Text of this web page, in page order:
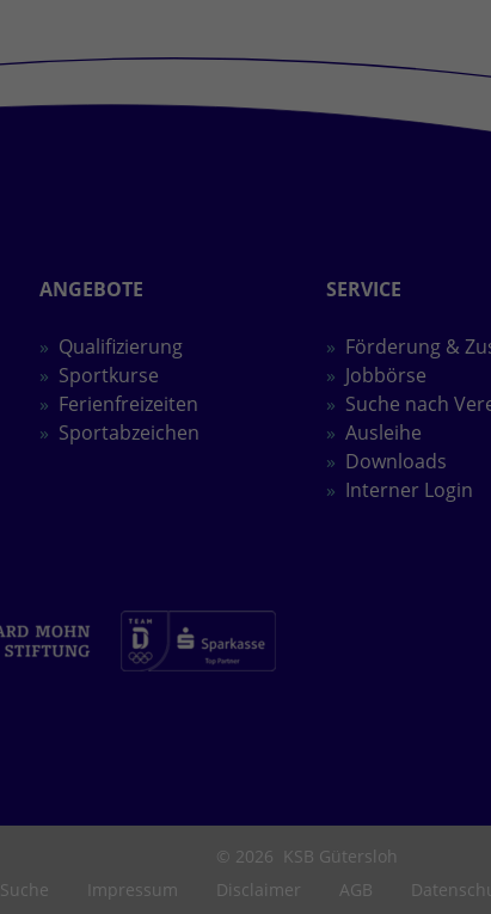
ANGEBOTE
Qualifizierung
Sportkurse
Ferienfreizeiten
Sportabzeichen
SERVICE
Förderung &
Jobbörse
Suche nach
Ausleihe
Downloads
Interner Login
© 2026 KSB Gütersloh
Suche
Impressum Disclaimer AGB